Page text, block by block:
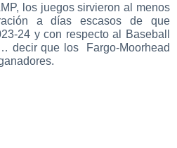
los juegos sirvieron al menos
a días escasos de que
24 y con respecto al Baseball
decir que los Fargo-Moorhead